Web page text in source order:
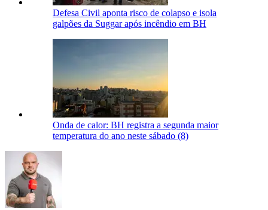
Defesa Civil aponta risco de colapso e isola
galpões da Suggar após incêndio em BH
Onda de calor: BH registra a segunda maior
temperatura do ano neste sábado (8)